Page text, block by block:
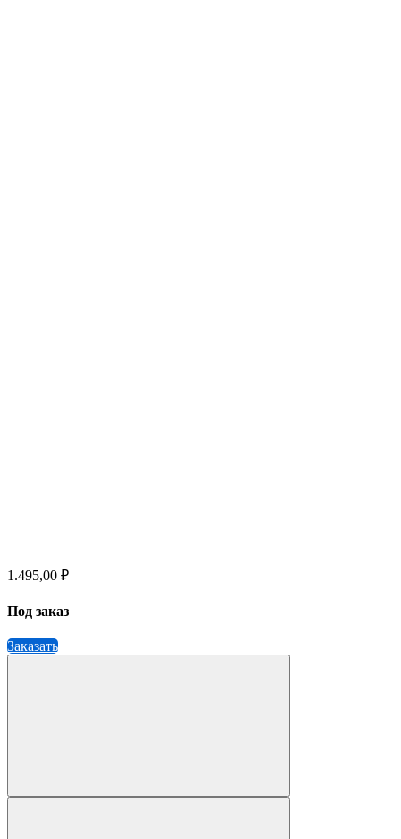
1.495,00 ₽
Под заказ
Заказать